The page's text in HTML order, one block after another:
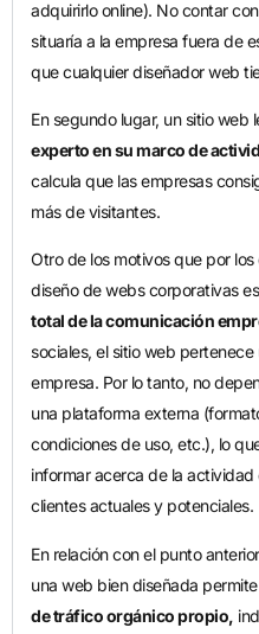
adquirirlo online). No contar
situaría a la empresa fuera de
que cualquier diseñador web
En segundo lugar, un sitio web
experto en su marco de
calcula que las empresas
más de visitantes.
Otro de los motivos que por
diseño de webs corporativas
total de la comunicación
sociales, el sitio web
empresa. Por lo tanto, no
una plataforma externa
condiciones de uso, etc.), lo
informar acerca de la
clientes actuales y potenciales.
En relación con el punto
una web bien diseñada
de tráfico orgánico propio,